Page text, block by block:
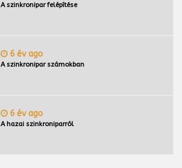
A szinkronipar felépítése
6 év ago
A szinkronipar számokban
6 év ago
A hazai szinkroniparról